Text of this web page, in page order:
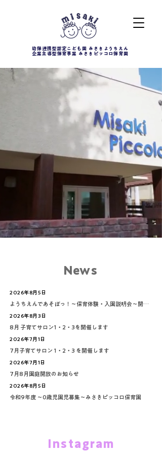
幼保連携型認定こども園 みさきようちえん
企業主導型保育事業 みさきピッコロ保育園
News
2026年8月5日
ようちえんであそぼっ！～保育体験・入園説明会～開催☺
2026年8月3日
8月 子育てサロン1・2・3を開催します
2026年7月1日
7月子育てサロン 1・2・3 を開催します
2026年7月1日
7月8月園庭開放のお知らせ
2026年8月5日
令和9年度 ～0歳児園児募集～みさきピッコロ保育園
Instagram